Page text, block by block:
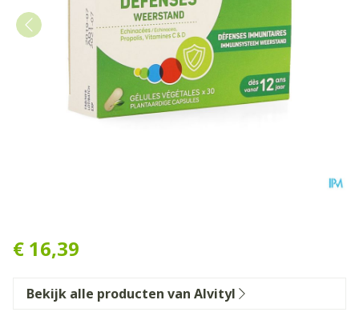
€ 16,39
Bekijk alle producten van Alvityl